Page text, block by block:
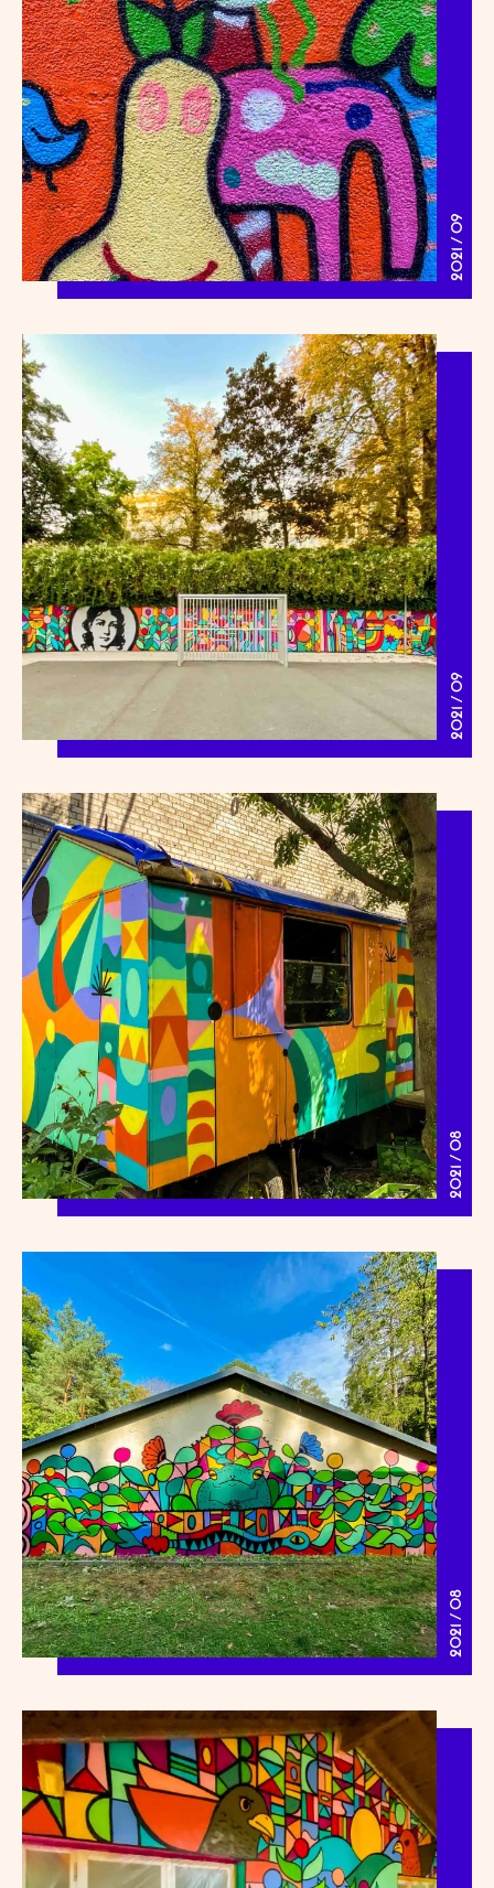
2021 / 09
2021 / 09
2021 / 08
2021 / 08